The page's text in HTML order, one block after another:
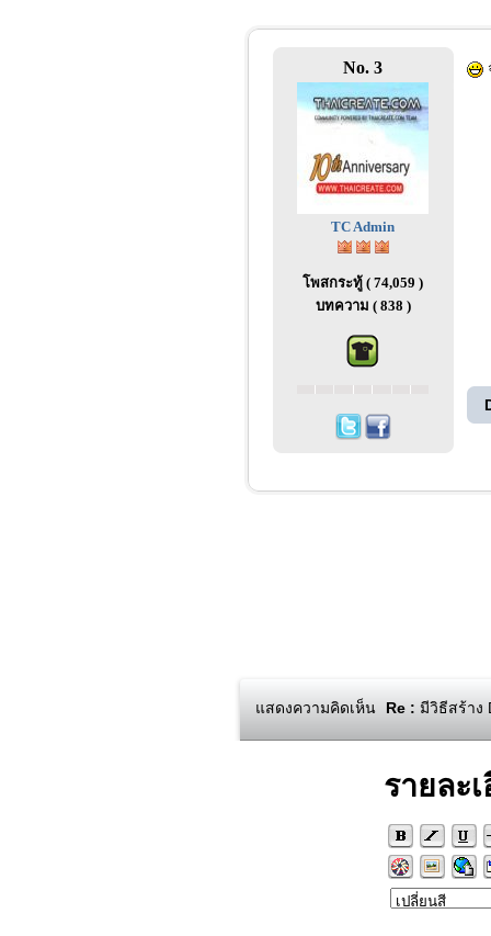
No. 3
TC Admin
โพสกระทู้ ( 74,059 )
บทความ ( 838 )
แสดงความคิดเห็น Re : มีวิธีสร้าง
รายละ